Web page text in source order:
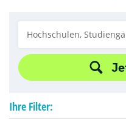
Ihre Filter: